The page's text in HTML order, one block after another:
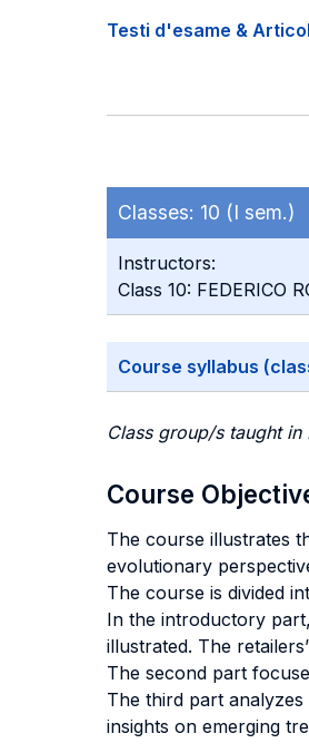
Testi d'esame &
Classes: 10 (I sem.)
Instructors:
Class 10: FEDERICO
Course syllabus
Class group/s taught in
Course
The course illustrates
evolutionary
The course is divided
In the introductory
illustrated. The
The second part
The third part
insights on emerging